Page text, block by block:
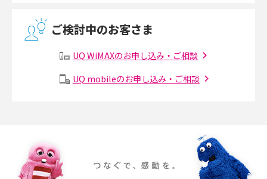
2017年4月(8)
2017年3月(9)
2017年2月(7)
2017年1月(6)
2016年10月(8)
2016年9月(8)
無線LANとは？メリット・デメリットや接続方法を解説
メッシュWi-Fiとは？仕組みやメリット・デメリット、中継機との違いを解
ポケット型Wi-Fiをレンタルするメリットとは？選び方や向いている方の特
徴も紹介
ご検討中のお客さま
UQ WiMAXのお申し込み・ご相談
UQ mobileのお申し込み・ご相談